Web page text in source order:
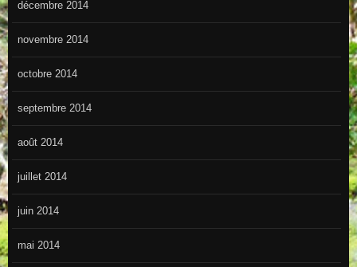
décembre 2014
novembre 2014
octobre 2014
septembre 2014
août 2014
juillet 2014
juin 2014
mai 2014